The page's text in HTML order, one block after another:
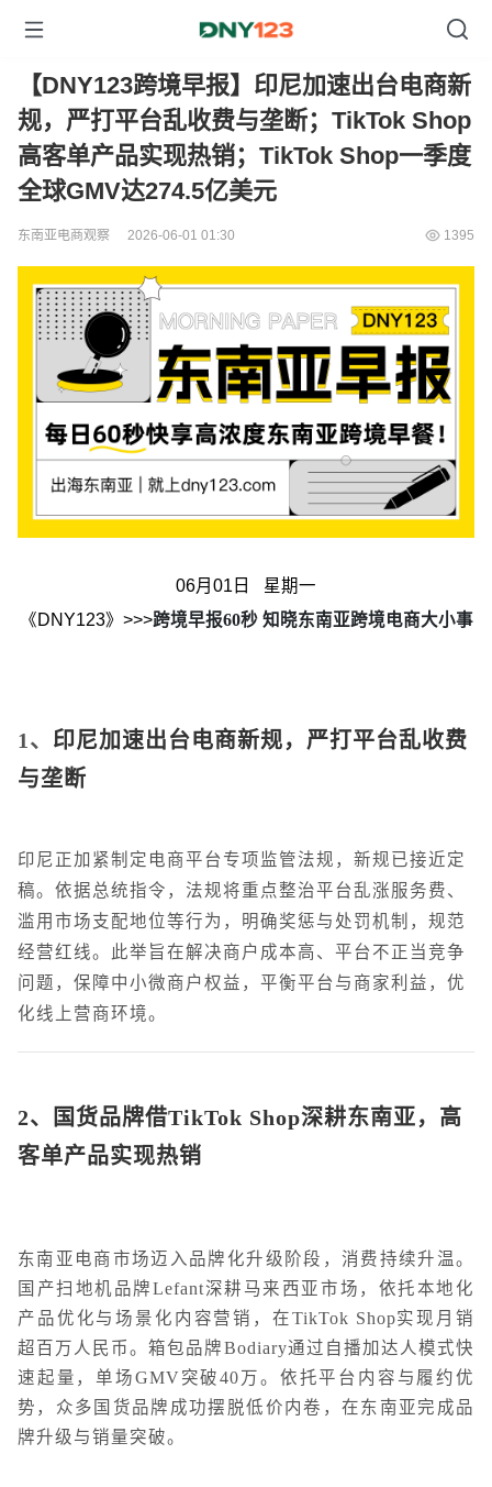
【DNY123跨境早报】印尼加速出台电商新
规，严打平台乱收费与垄断；TikTok Shop
高客单产品实现热销；TikTok Shop一季度
全球GMV达274.5亿美元
东南亚电商观察 2026-06-01 01:30 1395
06月01日 星期一
《DNY123》>>>跨境早报60秒 知晓东南亚跨境电商大小事
1、 印尼加速出台电商新规，严打平台乱收费
与垄断
印尼正加紧制定电商平台专项监管法规，新规已接近定
稿。依据总统指令，法规将重点整治平台乱涨服务费、
滥用市场支配地位等行为，明确奖惩与处罚机制，规范
经营红线。此举旨在解决商户成本高、平台不正当竞争
问题，保障中小微商户权益，平衡平台与商家利益，优
化线上营商环境。
2、
国货品牌借TikTok Shop深耕东南亚，高
客单产品实现热销
东南亚电商市场迈入品牌化升级阶段，消费持续升温。
国产扫地机品牌Lefant深耕马来西亚市场，依托本地化
产品优化与场景化内容营销，在TikTok Shop实现月销
超百万人民币。箱包品牌Bodiary通过自播加达人模式快
速起量，单场GMV突破40万。依托平台内容与履约优
势，众多国货品牌成功摆脱低价内卷，在东南亚完成品
牌升级与销量突破。